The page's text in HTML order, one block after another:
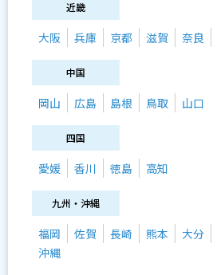
近畿
大阪 兵庫 京都 滋賀 奈良
中国
岡山 広島 島根 鳥取 山口
四国
愛媛 香川 徳島 高知
九州・沖縄
福岡 佐賀 長崎 熊本 大分
沖縄